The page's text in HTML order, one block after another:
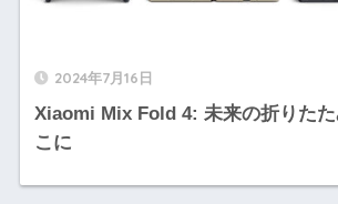
2024年7月16日
Xiaomi Mix Fold 4: 未来の折りたた
こに